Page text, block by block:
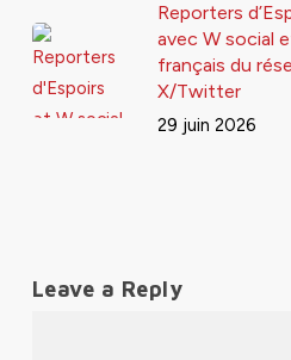
Reporters
avec W social
français du
X/Twitter
29 juin 2026
Leave a Reply